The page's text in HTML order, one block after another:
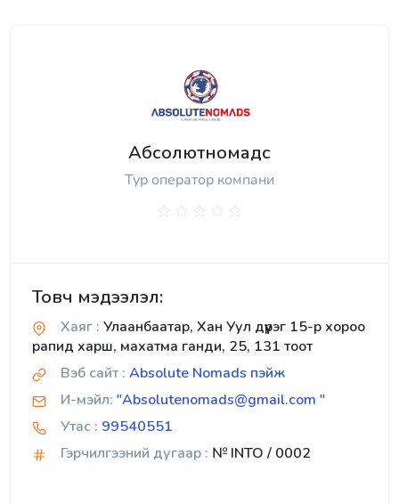
Абсолютномадс
Тур оператор компани
Товч мэдээлэл:
Хаяг : Улаанбаатар, Хан Уул дүүрэг 15-р хороо
рапид харш, махатма ганди, 25, 131 тоот
Вэб сайт : Absolute Nomads пэйж
И-мэйл: "Absolutenomads@gmail.com "
Утас : 99540551
Гэрчилгээний дугаар : № INTO / 0002